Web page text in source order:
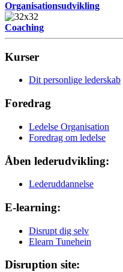
Organisationsudvikling
Coaching
Kurser
Dit personlige lederskab
Foredrag
Ledelse Organisation
Foredrag om ledelse
Åben lederudvikling:
Lederuddannelse
E-learning:
Disrupt dig selv
Elearn Tunehein
Disruption site: